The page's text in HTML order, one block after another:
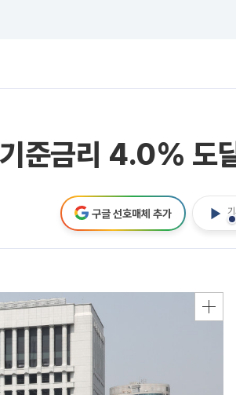
준금리 4.0% 도
구글 선호매체 추가